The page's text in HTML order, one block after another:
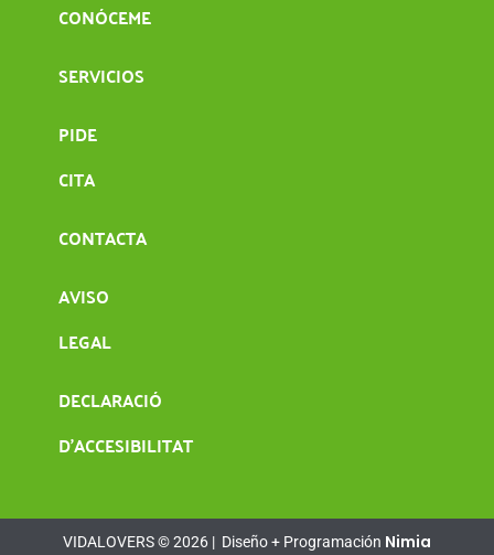
CONÓCEME
SERVICIOS
PIDE
CITA
CONTACTA
AVISO
LEGAL
DECLARACIÓ
D’ACCESIBILITAT
VIDALOVERS © 2026 | Diseño + Programación Nimia